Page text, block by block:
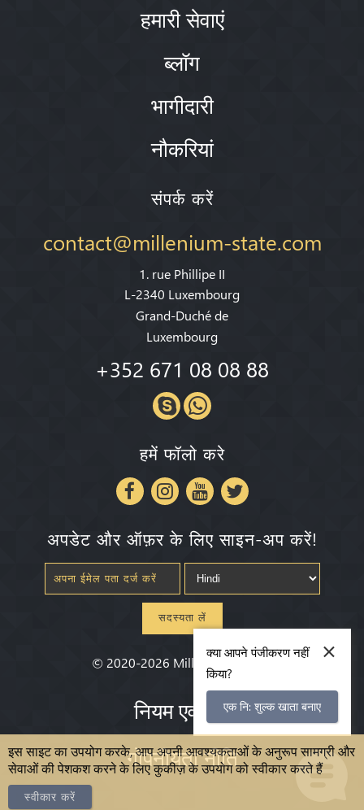
इस साइट का उपयोग करके, आप अपनी आवश्यकताओं के अनुरूप सामग्री और
सेवाओं की पेशकश करने के लिए कुकीज़ के उपयोग को स्वीकार करते हैं
स्वीकार करें
हमारी सेवाएं
ब्लॉग
भागीदारी
नौकरियां
संपर्क करें
contact@millenium-state.com
1. rue Phillipe II
L-2340 Luxembourg
Grand-Duché de
Luxembourg
+352 671 08 08 88
हमें फॉलो करे
अपडेट और ऑफ़र के लिए साइन-अप करें!
सदस्यता लें
© 2020-2026 Millenium State®
नियम एवं शर्तें
गोपनीयता नीति
×
क्या आपने पंजीकरण नहीं
किया?
एक नि: शुल्क खाता बनाए